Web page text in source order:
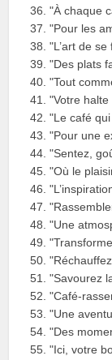
"À chaque
"Pour les
"L’art de
"Des plats
"Tout
"Votre
"Le café
"Pour une
"Sentez,
"Où le
"Une
"Savourez
"Café-
"Une
"Des
"Ici, votre